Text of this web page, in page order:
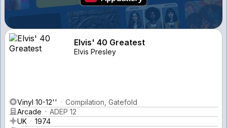
Elvis' 40 Greatest
Elvis Presley
Vinyl 10-12''
Compilation, Gatefold
Arcade
ADEP 12
UK
1974